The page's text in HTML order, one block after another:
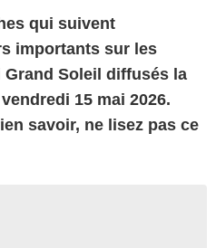
qui suivent
importants sur les
Grand Soleil diffusés la
15 mai 2026.
savoir, ne lisez pas ce